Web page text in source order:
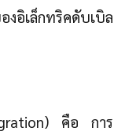
เล็กทริคดับเบิล
คือ การ